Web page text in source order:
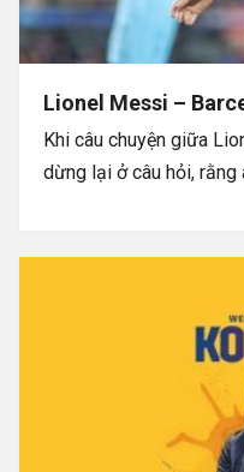
Lionel Messi –
Khi câu chuyện giữa
dừng lại ở câu hỏi, rằng